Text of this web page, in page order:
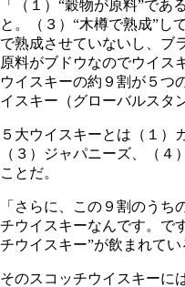
「（１）“穀物が原料”であ
と。（３）“木樽で熟成”し
で熟成させていないし、ブ
原料がブドウなのでウイス
ウイスキーの約９割が５つ
イスキー（グローバルスタ
５大ウイスキーとは（１）
（３）ジャパニーズ、（
ことだ。
「さらに、この９割のう
チウイスキーなんです。で
チウイスキー”が飲まれてい
そのスコッチウイスキーに